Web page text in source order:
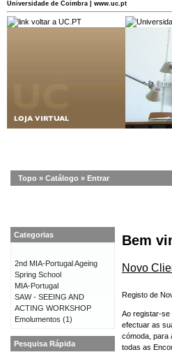
Universidade de Coimbra | www.uc.pt
Topo » Catálogo » Entrar
Bem
Novo
Registo de
Ao registar-se
efectuar as
cómoda, para
todas as
Categorias
2nd MIA-Portugal Ageing
Spring School
MIA-Portugal
SAW - SEEING AND
ACTING WORKSHOP
Emolumentos (1)
Pesquisa Rápida